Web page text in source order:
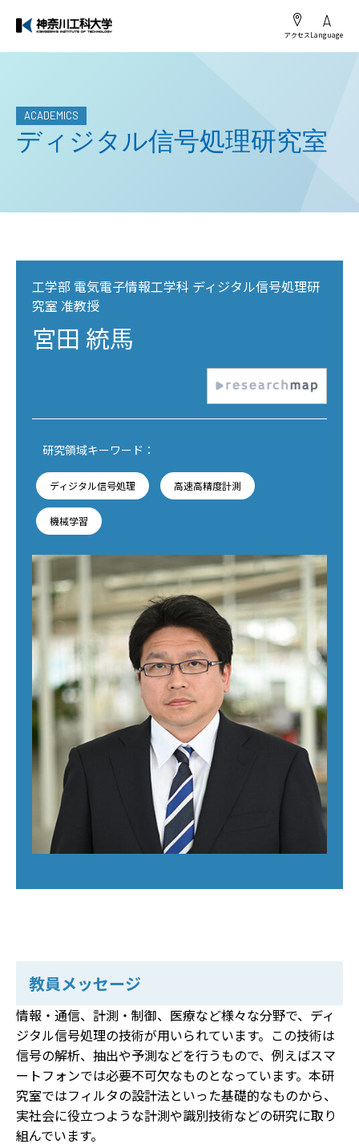
アクセスLanguage
ACADEMICS
ディジタル信号処理研究室
工学部 電気電子情報工学科 ディジタル信号処理研
究室 准教授
宮田 統馬
研究領域キーワード：
ディジタル信号処理 高速高精度計測
機械学習
教員メッセージ
情報・通信、計測・制御、医療など様々な分野で、ディ
ジタル信号処理の技術が用いられています。この技術は
信号の解析、抽出や予測などを行うもので、例えばスマ
ートフォンでは必要不可欠なものとなっています。本研
究室ではフィルタの設計法といった基礎的なものから、
実社会に役立つような計測や識別技術などの研究に取り
組んでいます。